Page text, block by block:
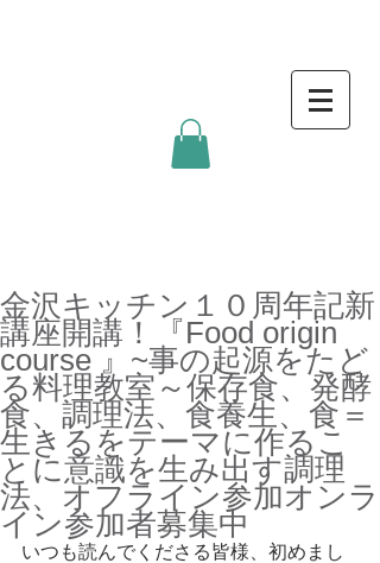
金沢キッチン１０周年記新
講座開講！『Food origin
course 』~事の起源をたど
る料理教室～保存食、発酵
食、調理法、食養生、食＝
生きるをテーマに作るこ
とに意識を生み出す調理
法、オフライン参加オンラ
イン参加者募集中
いつも読んでくださる皆様、初めまし